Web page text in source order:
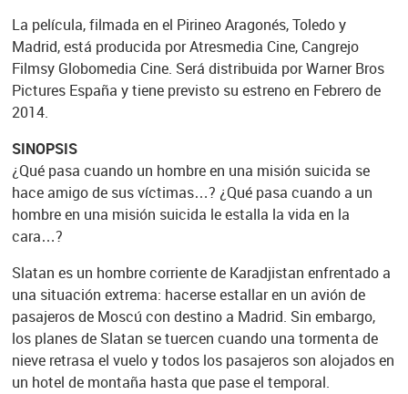
La película, filmada en el Pirineo Aragonés, Toledo y
Madrid, está producida por Atresmedia Cine, Cangrejo
Filmsy Globomedia Cine. Será distribuida por Warner Bros
Pictures España y tiene previsto su estreno en Febrero de
2014.
SINOPSIS
¿Qué pasa cuando un hombre en una misión suicida se
hace amigo de sus víctimas…? ¿Qué pasa cuando a un
hombre en una misión suicida le estalla la vida en la
cara…?
Slatan es un hombre corriente de Karadjistan enfrentado a
una situación extrema: hacerse estallar en un avión de
pasajeros de Moscú con destino a Madrid. Sin embargo,
los planes de Slatan se tuercen cuando una tormenta de
nieve retrasa el vuelo y todos los pasajeros son alojados en
un hotel de montaña hasta que pase el temporal.